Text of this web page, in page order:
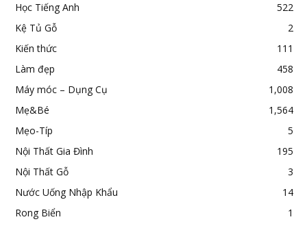
Học Tiếng Anh
522
Kệ Tủ Gỗ
2
Kiến thức
111
Làm đẹp
458
Máy móc – Dụng Cụ
1,008
Mẹ&Bé
1,564
Mẹo-Típ
5
Nội Thất Gia Đình
195
Nội Thất Gỗ
3
Nước Uống Nhập Khẩu
14
Rong Biển
1